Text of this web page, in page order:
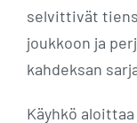
selvittivät
joukkoon ja
kahdeksan
Käyhkö